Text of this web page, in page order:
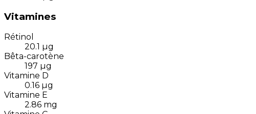
Vitamines
Rétinol
20.1 µg
Bêta-carotène
197 µg
Vitamine D
0.16 µg
Vitamine E
2.86 mg